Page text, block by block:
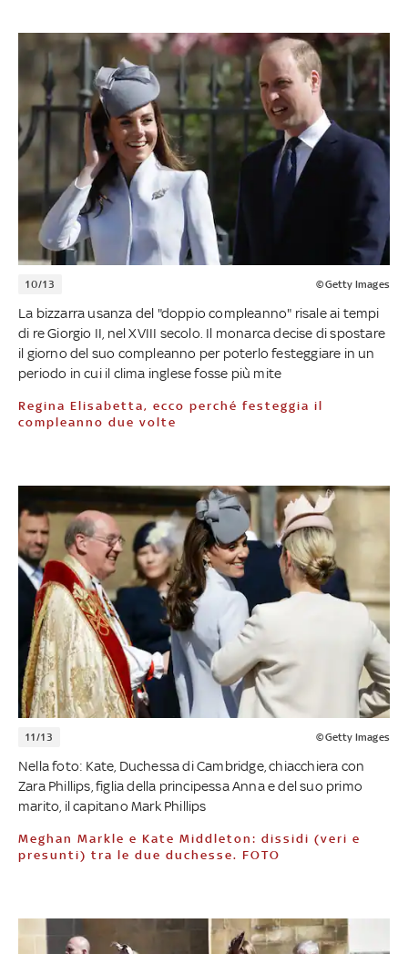
10/13 ©Getty Images
La bizzarra usanza del "doppio compleanno" risale ai tempi
di re Giorgio II, nel XVIII secolo. Il monarca decise di spostare
il giorno del suo compleanno per poterlo festeggiare in un
periodo in cui il clima inglese fosse più mite
Regina Elisabetta, ecco perché festeggia il
compleanno due volte
11/13 ©Getty Images
Nella foto: Kate, Duchessa di Cambridge, chiacchiera con
Zara Phillips, figlia della principessa Anna e del suo primo
marito, il capitano Mark Phillips
Meghan Markle e Kate Middleton: dissidi (veri e
presunti) tra le due duchesse. FOTO